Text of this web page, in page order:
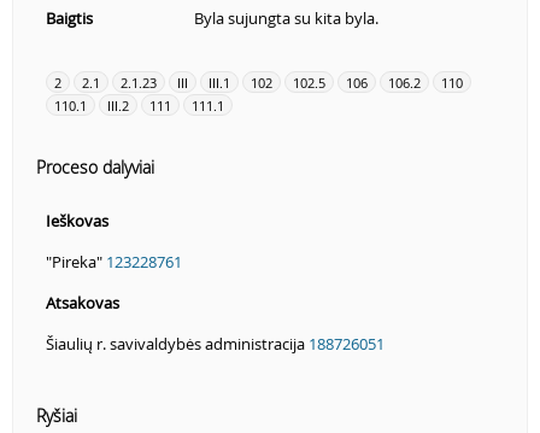
Baigtis
Byla sujungta su kita byla.
2 2.1 2.1.23 III III.1 102 102.5 106 106.2
110
110.1
III.2 111 111.1
Proceso dalyviai
Ieškovas
"Pireka" 123228761
Atsakovas
Šiaulių r. savivaldybės administracija 188726051
Ryšiai